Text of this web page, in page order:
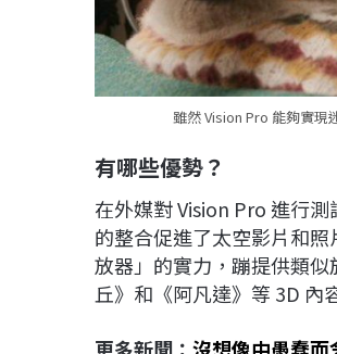
雖然 Vision Pro 能夠實現
有哪些優勢？
在外媒對 Vision Pro 進行
的整合促進了太空影片和
放器」的實力，蹦提供類
丘》和《阿凡達》等 3D 內